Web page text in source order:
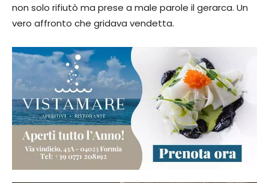
non solo rifiutò ma prese a male parole il gerarca. Un
vero affronto che gridava vendetta.